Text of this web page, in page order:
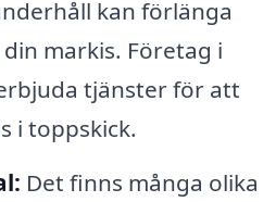
kan förlänga
markis. Företag i
tjänster för att
i toppskick.
Det finns många olika